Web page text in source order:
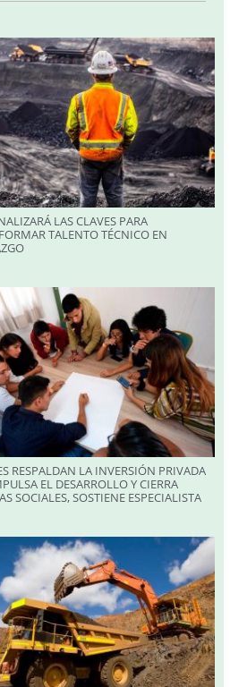
LAS CLAVES PARA
TALENTO TÉCNICO EN
RESPALDAN LA INVERSIÓN PRIVADA
EL DESARROLLO Y CIERRA
SOCIALES, SOSTIENE ESPECIALISTA